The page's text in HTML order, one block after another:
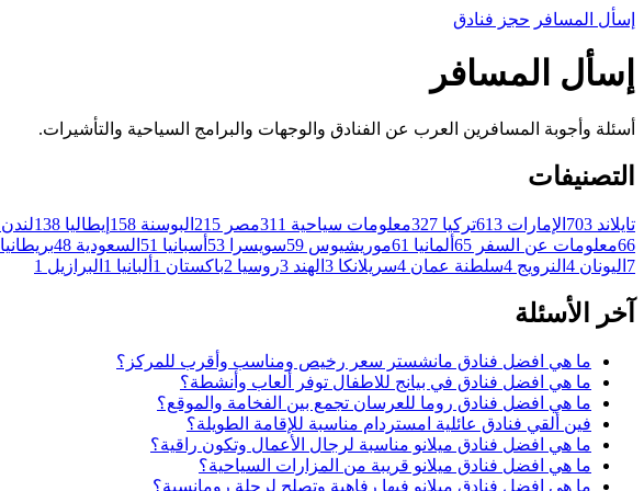
إسأل المسافر حجز فنادق
إسأل المسافر
أسئلة وأجوبة المسافرين العرب عن الفنادق والوجهات والبرامج السياحية والتأشيرات.
التصنيفات
تايلاند 703 الإمارات 613تركيا 327معلومات سياحية 311مصر 215 البوسنة 158 إيطاليا 138لندن
66معلومات عن السفر 65 ألمانيا 61موريشيوس 59سويسرا 53 أسبانيا 51 السعودية 48بريطانيا
7 اليونان 4 النرويج 4سلطنة عمان 4سريلانكا 3 الهند 3روسيا 2باكستان 1 ألبانيا 1 البرازيل 1
آخر الأسئلة
ما هي افضل فنادق مانشستر سعر رخيص ومناسب وأقرب للمركز؟
ما هي افضل فنادق في بيانج للاطفال توفر ألعاب وأنشطة؟
ما هي افضل فنادق روما للعرسان تجمع بين الفخامة والموقع؟
فين ألقي فنادق عائلية امستردام مناسبة للإقامة الطويلة؟
ما هي افضل فنادق ميلانو مناسبة لرجال الأعمال وتكون راقية؟
ما هي افضل فنادق ميلانو قريبة من المزارات السياحية؟
ما هي افضل فنادق ميلانو فيها رفاهية وتصلح لرحلة رومانسية؟